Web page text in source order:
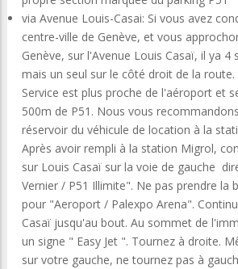
via Avenue Louis-Casai: Si vous avez
centre-ville de Genève, et vous
Genève, sur l'Avenue Louis Casaï, il ya 4
mais un seul sur le côté droit de la
Service est plus proche de l'aéroport et
500m de P51. Nous vous
réservoir du véhicule de location à la
Après avoir rempli à la station Migrol,
sur Louis Casaï sur la voie de gauche
Vernier / P51 Illimite". Ne pas prendre la
pour "Aeroport / Palexpo Arena".
Casaï jusqu'au bout. Au sommet de
un signe " Easy Jet ". Tournez à droite.
sur ​​votre gauche, ne tournez pas à